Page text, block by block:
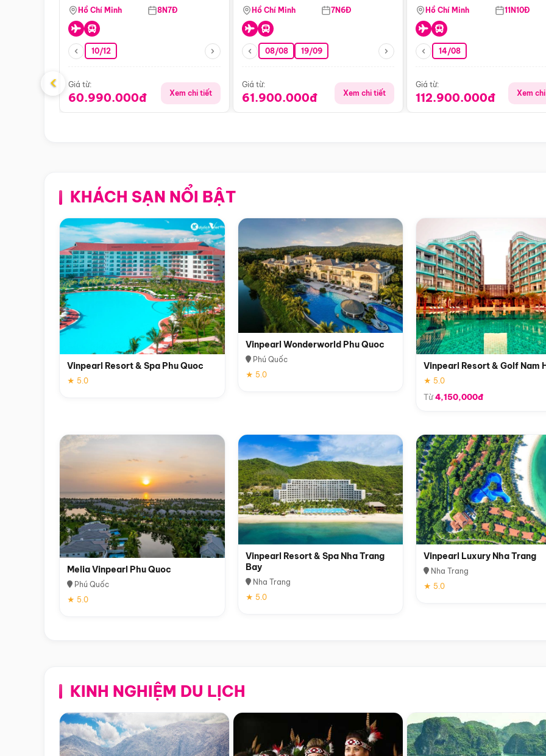
Pamukkale
Hồ Chí Minh 8N7Đ
10/12
Giá từ:
60.990.000đ Xem chi tiết
Hồ Chí Minh 7N6Đ
08/08 19/09
Giá từ:
61.900.000đ Xem chi tiết
Dương - Horseshoe Bend -
- Phoenix
Hồ Chí Minh 11N10Đ
14/08
Giá từ:
112.900.000đ Xem
‹
KHÁCH SẠN NỔI BẬT
Vinpearl Resort & Spa Phu Quoc
★ 5.0
Vinpearl Wonderworld Phu Quoc
Phú Quốc
★ 5.0
Vinpearl Resort & Golf Nam
★ 5.0
Từ4,150,000đ
Melia Vinpearl Phu Quoc
Phú Quốc
★ 5.0
Vinpearl Resort & Spa Nha Trang
Bay
Nha Trang
★ 5.0
Vinpearl Luxury Nha Trang
Nha Trang
★ 5.0
KINH NGHIỆM DU LỊCH